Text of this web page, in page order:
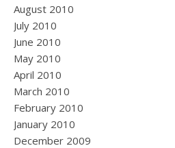
August 2010
July 2010
June 2010
May 2010
April 2010
March 2010
February 2010
January 2010
December 2009